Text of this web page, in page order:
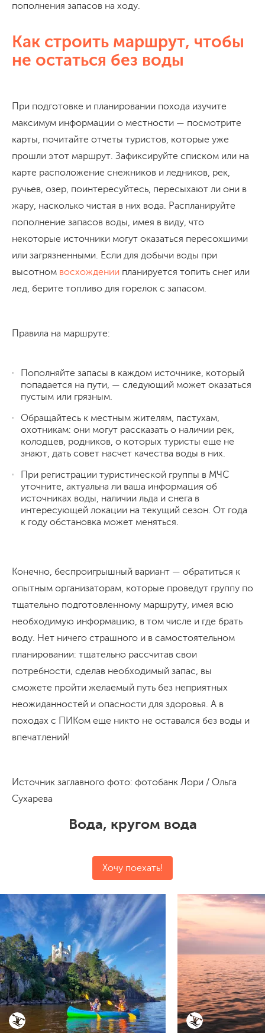
пополнения запасов на ходу.
Как строить маршрут, чтобы
не остаться без воды
При подготовке и планировании похода изучите
максимум информации о местности — посмотрите
карты, почитайте отчеты туристов, которые уже
прошли этот маршрут. Зафиксируйте списком или на
карте расположение снежников и ледников, рек,
ручьев, озер, поинтересуйтесь, пересыхают ли они в
жару, насколько чистая в них вода. Распланируйте
пополнение запасов воды, имея в виду, что
некоторые источники могут оказаться пересохшими
или загрязненными. Если для добычи воды при
высотном восхождении планируется топить снег или
лед, берите топливо для горелок с запасом.
Правила на маршруте:
Пополняйте запасы в каждом источнике, который
попадается на пути, — следующий может оказаться
пустым или грязным.
Обращайтесь к местным жителям, пастухам,
охотникам: они могут рассказать о наличии рек,
колодцев, родников, о которых туристы еще не
знают, дать совет насчет качества воды в них.
При регистрации туристической группы в МЧС
уточните, актуальна ли ваша информация об
источниках воды, наличии льда и снега в
интересующей локации на текущий сезон. От года
к году обстановка может меняться.
Конечно, беспроигрышный вариант — обратиться к
опытным организаторам, которые проведут группу по
тщательно подготовленному маршруту, имея всю
необходимую информацию, в том числе и где брать
воду. Нет ничего страшного и в самостоятельном
планировании: тщательно рассчитав свои
потребности, сделав необходимый запас, вы
сможете пройти желаемый путь без неприятных
неожиданностей и опасности для здоровья. А в
походах с ПИКом еще никто не оставался без воды и
впечатлений!
Источник заглавного фото: фотобанк Лори / Ольга
Сухарева
Вода, кругом вода
Хочу поехать!